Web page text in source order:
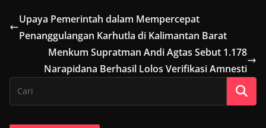
Upaya Pemerintah dalam Mempercepat
Penanggulangan Karhutla di Kalimantan Barat
Menkum Supratman Andi Agtas Sebut 1.178
Narapidana Berhasil Lolos Verifikasi Amnesti